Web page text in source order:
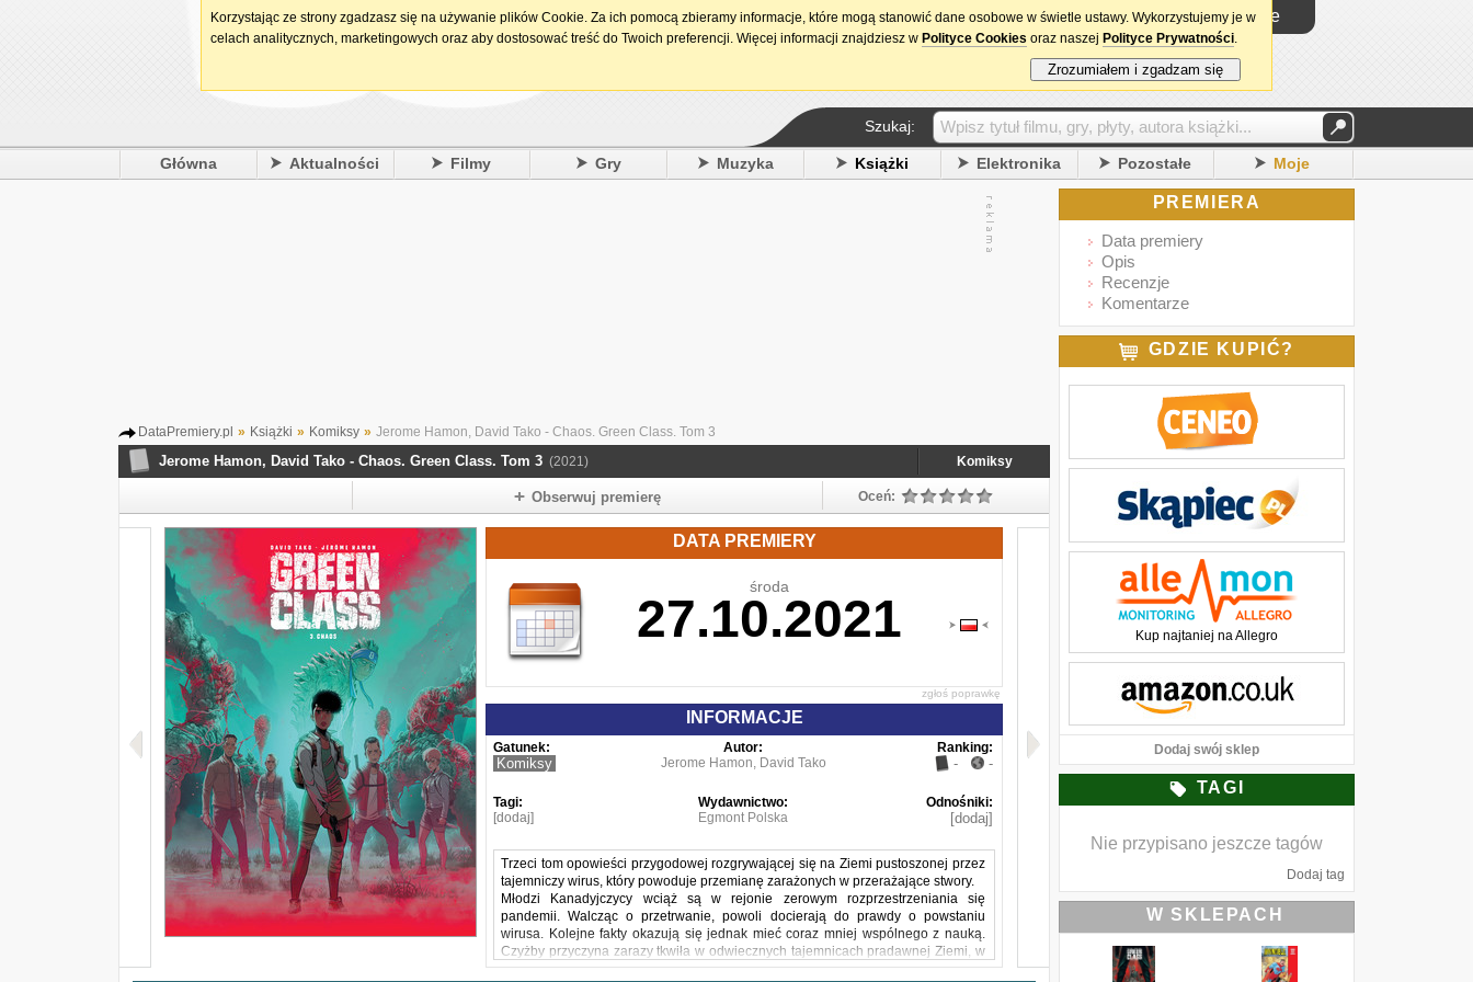
15. urodziny DataPremiery.pl Logowanie
Szukaj:
Główna Aktualności Filmy Gry Muzyka Książki Elektronika Pozostałe Moje
DataPremiery.pl » Książki » Komiksy » Jerome Hamon, David Tako - Chaos. Green Class. Tom 3
Jerome Hamon, David Tako - Chaos. Green Class. Tom 3 (2021) Komiksy
Obserwuj premierę Oceń:
DATA PREMIERY
środa
27.10.2021
zgłoś poprawkę
INFORMACJE
Gatunek:
Komiksy
Autor:
Jerome Hamon, David Tako
Ranking:
- -
Tagi:
[dodaj]
Wydawnictwo:
Egmont Polska
Odnośniki:
[dodaj]
Trzeci tom opowieści przygodowej rozgrywającej się na Ziemi pustoszonej przez
tajemniczy wirus, który powoduje przemianę zarażonych w przerażające stwory.
Młodzi Kanadyjczycy wciąż są w rejonie zerowym rozprzestrzeniania się
pandemii. Walcząc o przetrwanie, powoli docierają do prawdy o powstaniu
wirusa. Kolejne fakty okazują się jednak mieć coraz mniej wspólnego z nauką.
Czyżby przyczyna zarazy tkwiła w odwiecznych tajemnicach pradawnej Ziemi, w
sekretach rodem z mitologii Lovecrafta? Bohaterowie rozumieją, że muszą ocalić
PREMIERA
Data premiery
Opis
Recenzje
Komentarze
GDZIE KUPIĆ?
Kup najtaniej na Allegro
Dodaj swój sklep
TAGI
Nie przypisano jeszcze tagów
Dodaj tag
W SKLEPACH
Korzystając ze strony zgadzasz się na używanie plików Cookie. Za ich pomocą zbieramy informacje, które mogą stanowić dane osobowe w świetle ustawy. Wykorzystujemy je w
celach analitycznych, marketingowych oraz aby dostosować treść do Twoich preferencji. Więcej informacji znajdziesz w Polityce Cookies oraz naszej Polityce Prywatności.
Zrozumiałem i zgadzam się